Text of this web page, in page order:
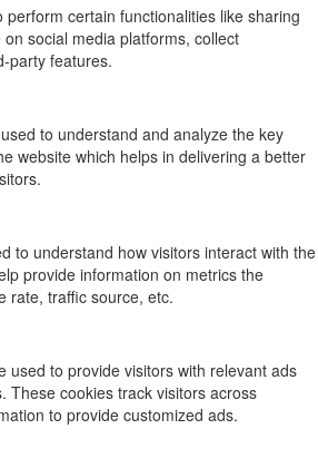
perform certain functionalities like sharing
social media platforms, collect
party features.
to understand and analyze the key
website which helps in delivering a better
to understand how visitors interact with the
provide information on metrics the
rate, traffic source, etc.
used to provide visitors with relevant ads
These cookies track visitors across
to provide customized ads.